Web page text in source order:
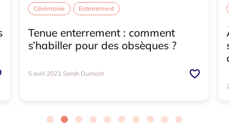
Cérémonie Enterrement
Tenue enterrement : comment
s’habiller pour des obsèques ?
5 avril 2023 Sarah Dumont